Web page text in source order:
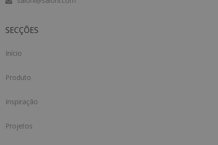
SECÇÕES
Início
Produto
Inspiração
Projetos